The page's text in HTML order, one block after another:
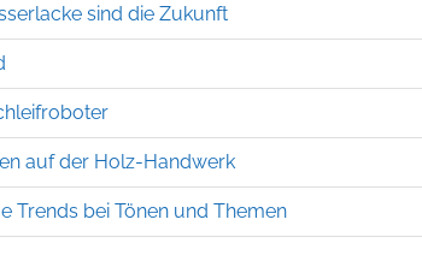
sind die Zukunft
auf der Holz-Handwerk
Trends bei Tönen und Themen